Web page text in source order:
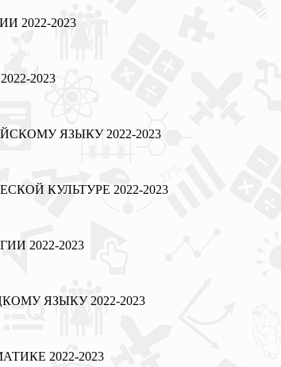
2022-2023
2023
ЯЗЫКУ 2022-2023
КУЛЬТУРЕ 2022-2023
2022-2023
ЯЗЫКУ 2022-2023
2022-2023